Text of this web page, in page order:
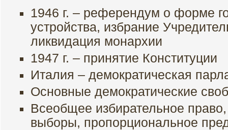
1946 г. – референдум о форме
устройства, избрание
ликвидация монархии
1947 г. – принятие Конституции
Италия – демократическая
Основные демократические
Всеобщее избирательное
выборы, пропорциональное